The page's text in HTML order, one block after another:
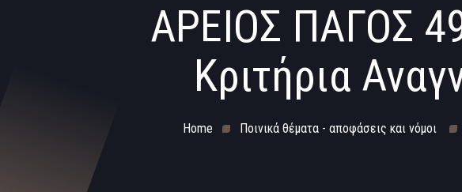
ΑΡΕΙΟΣ ΠΑΓΟΣ
Κριτήρια
Home Ποινικά θέματα - αποφάσεις και νόμοι